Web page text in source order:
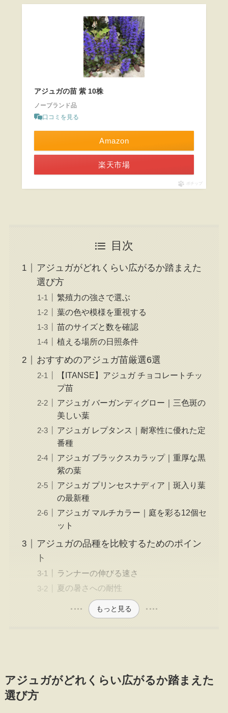
アジュガの苗 紫 10株
ノーブランド品
口コミを見る
Amazon
楽天市場
ポチップ
目次
アジュガがどれくらい広がるか踏まえた
選び方
繁殖力の強さで選ぶ
葉の色や模様を重視する
苗のサイズと数を確認
植える場所の日照条件
おすすめのアジュガ苗厳選6選
【ITANSE】アジュガ チョコレートチッ
プ苗
アジュガ バーガンディグロー｜三色斑の
美しい葉
アジュガ レプタンス｜耐寒性に優れた定
番種
アジュガ ブラックスカラップ｜重厚な黒
紫の葉
アジュガ プリンセスナディア｜斑入り葉
の最新種
アジュガ マルチカラー｜庭を彩る12個セ
ット
アジュガの品種を比較するためのポイン
ト
ランナーの伸びる速さ
夏の暑さへの耐性
もっと見る
アジュガがどれくらい広がるか踏まえた
選び方